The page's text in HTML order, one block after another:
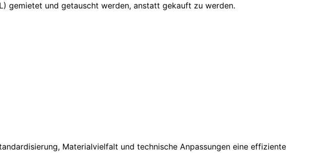
gemietet und getauscht werden, anstatt gekauft zu werden.
Materialvielfalt und technische Anpassungen eine effiziente